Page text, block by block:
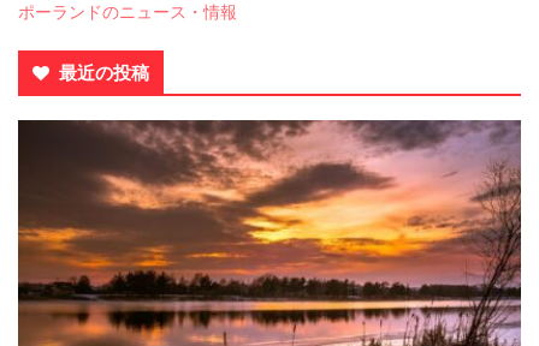
ポーランドのニュース・情報
最近の投稿